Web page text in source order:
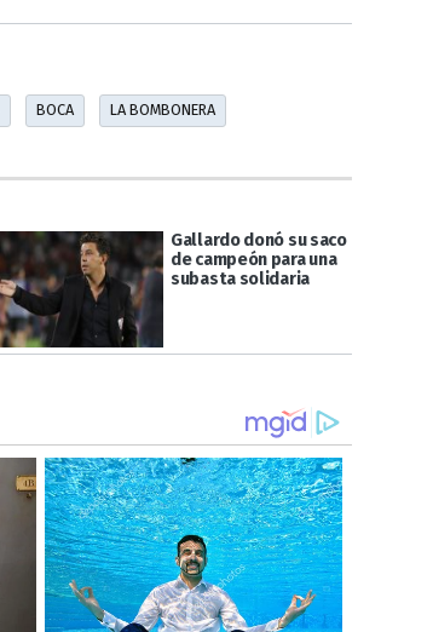
BOCA LA BOMBONERA
Gallardo donó su saco
de campeón para una
subasta solidaria